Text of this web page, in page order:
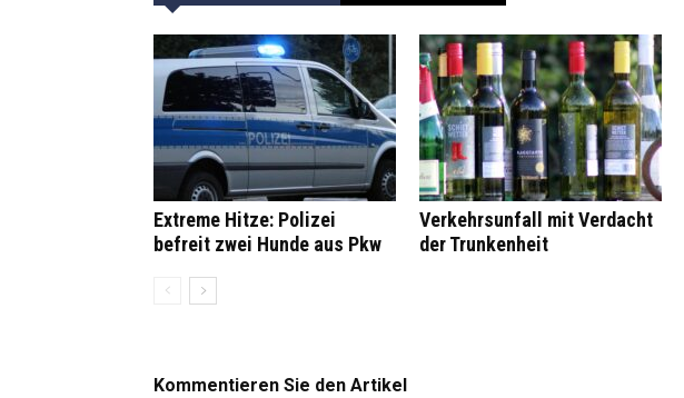
Extreme Hitze: Polizei
befreit zwei Hunde aus Pkw
Verkehrsunfall mit Verdacht
der Trunkenheit
Kommentieren Sie den Artikel